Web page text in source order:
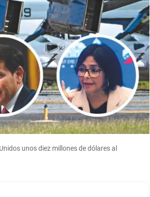
unos diez millones de dólares al